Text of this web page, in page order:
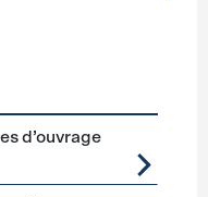
d’ouvrage